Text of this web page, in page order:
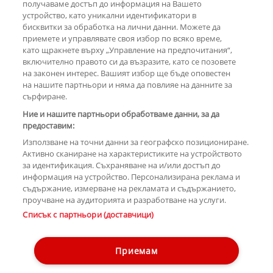
РЕКЛАМА
КОМЕНТАРИ
Copyright © 2007-2026 Hotnews.bg. Всички права запазени.
Контакти Общи условия
Етични правила на НСС
Лични данни
Управление на предпочитания
получаваме достъп до информация на Вашето
устройство, като уникални идентификатори в
бисквитки за обработка на лични данни. Можете да
приемете и управлявате своя избор по всяко време,
като щракнете върху „Управление на предпочитания“,
включително правото си да възразите, като се позовете
на законен интерес. Вашият избор ще бъде оповестен
на нашите партньори и няма да повлияе на данните за
сърфиране.
Ние и нашите партньори обработваме данни, за да
предоставим:
Използване на точни данни за географско позициониране.
Активно сканиране на характеристиките на устройството
за идентификация. Съхраняване на и/или достъп до
информация на устройство. Персонализирана реклама и
съдържание, измерване на рекламата и съдържанието,
проучване на аудиторията и разработване на услуги.
Списък с партньори (доставчици)
Приемам